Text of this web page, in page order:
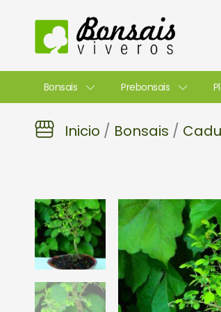
contenido
Bonsais Prebonsais
Inicio / Bonsais /